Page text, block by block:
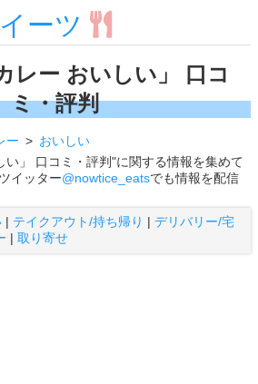
ーツ
レー おいしい」 口コ
ミ・評判
ー
おいしい
い」 口コミ・評判"に関する情報を集めて
イッター@nowtice_eatsでも情報を配信
| テイクアウト/持ち帰り | デリバリー/宅
| 取り寄せ